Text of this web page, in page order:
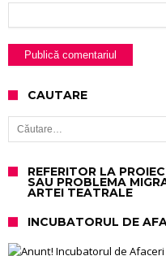
CAUTARE
Caută după:
REFERITOR LA
SAU PROBLEMA
ARTEI TEATRALE
INCUBATORUL DE